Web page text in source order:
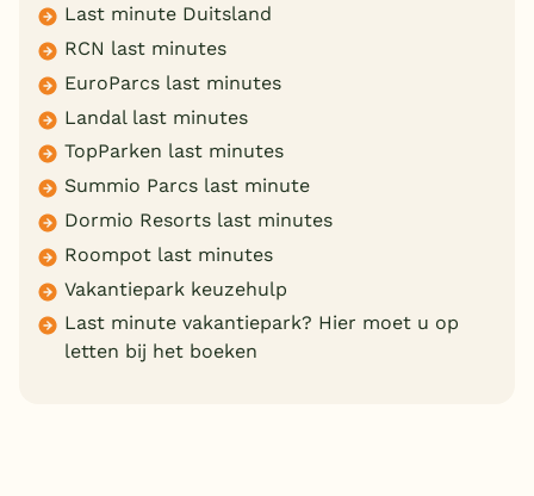
Last minute Duitsland
RCN last minutes
EuroParcs last minutes
Landal last minutes
TopParken last minutes
Summio Parcs last minute
Dormio Resorts last minutes
Roompot last minutes
Vakantiepark keuzehulp
Last minute vakantiepark? Hier moet u op
letten bij het boeken